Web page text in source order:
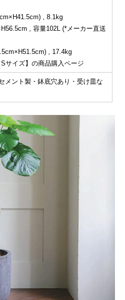
, 8.1kg
, 容量102L (*メーカー直送
, 17.4kg
サイズ】の商品購入ページ
メント製・鉢底穴あり・受け皿な